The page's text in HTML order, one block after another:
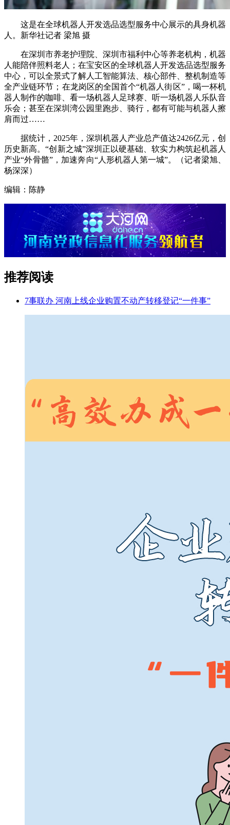
这是在全球机器人开发选品选型服务中心展示的具身机器
人。新华社记者 梁旭 摄
在深圳市养老护理院、深圳市福利中心等养老机构，机器
人能陪伴照料老人；在宝安区的全球机器人开发选品选型服务
中心，可以全景式了解人工智能算法、核心部件、整机制造等
全产业链环节；在龙岗区的全国首个“机器人街区”，喝一杯机
器人制作的咖啡、看一场机器人足球赛、听一场机器人乐队音
乐会；甚至在深圳湾公园里跑步、骑行，都有可能与机器人擦
肩而过……
据统计，2025年，深圳机器人产业总产值达2426亿元，创
历史新高。“创新之城”深圳正以硬基础、软实力构筑起机器人
产业“外骨骼”，加速奔向“人形机器人第一城”。（记者梁旭、
杨深深）
编辑：陈静
推荐阅读
7事联办 河南上线企业购置不动产转移登记“一件事”